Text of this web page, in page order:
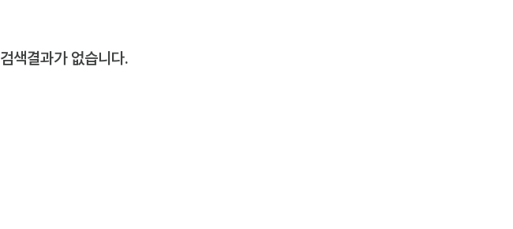
검색결과가 없습니다.